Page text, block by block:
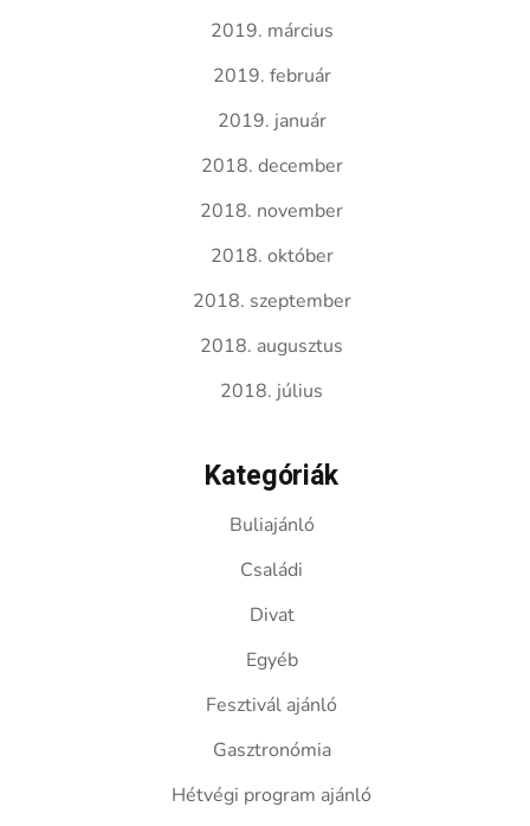
2019. március
2019. február
2019. január
2018. december
2018. november
2018. október
2018. szeptember
2018. augusztus
2018. július
Kategóriák
Buliajánló
Családi
Divat
Egyéb
Fesztivál ajánló
Gasztronómia
Hétvégi program ajánló